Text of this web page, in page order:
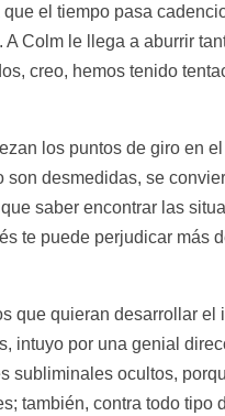
el tiempo pasa
Colm le llega a aburrir
creo, hemos tenido
los puntos de giro en
desmedidas, se
saber encontrar las
te puede perjudicar más
que quieran desarrollar
intuyo por una genial
ocultos,
también, contra todo tipo